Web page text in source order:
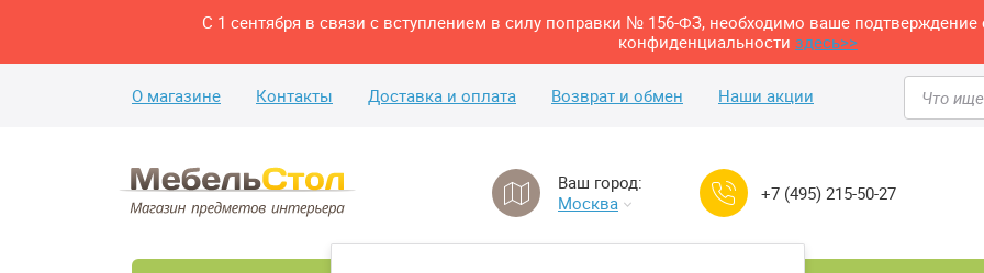
С 1 сентября в связи с вступлением в силу поправки № 156-ФЗ, необходимо ваше
конфиденциальности здесь>>
О магазине Контакты Доставка и оплата Возврат и обмен Наши акции
Ваш город:
Москва
+7 (495) 215-50-27